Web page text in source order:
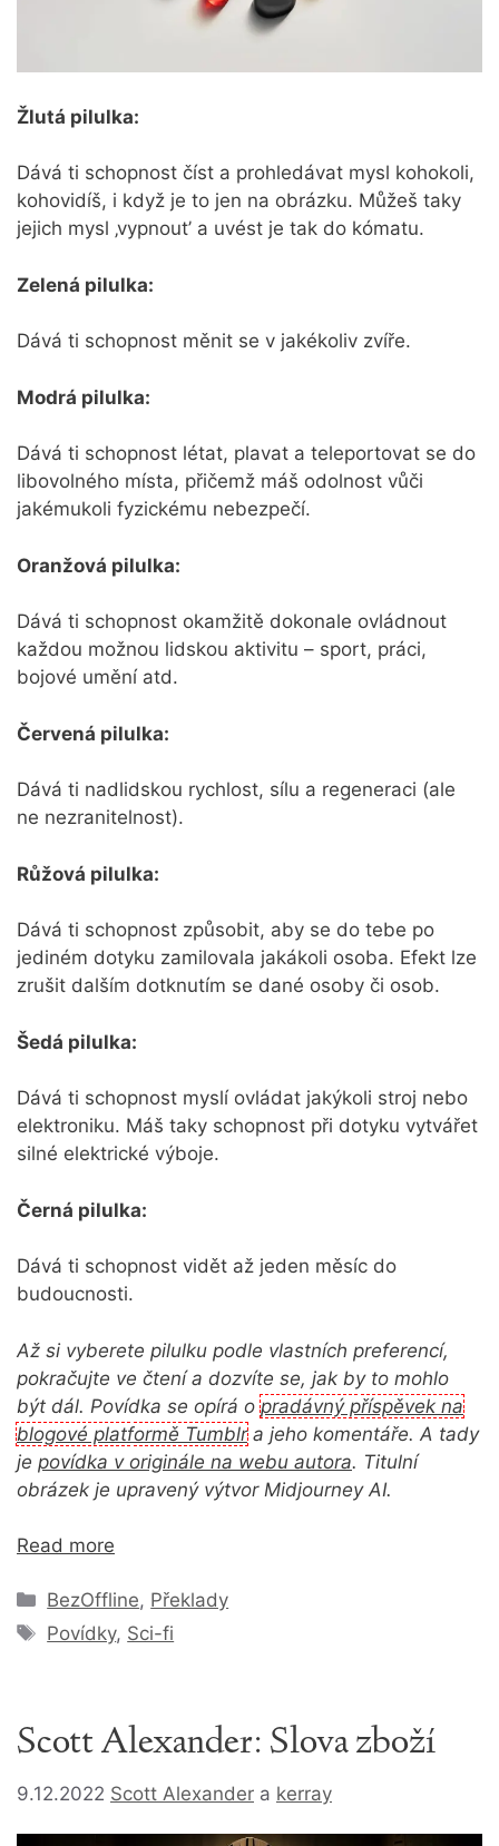
Žlutá pilulka:
Dává ti schopnost číst a prohledávat mysl kohokoli,
kohovidíš, i když je to jen na obrázku. Můžeš taky
jejich mysl ‚vypnout’ a uvést je tak do kómatu.
Zelená pilulka:
Dává ti schopnost měnit se v jakékoliv zvíře.
Modrá pilulka:
Dává ti schopnost létat, plavat a teleportovat se do
libovolného místa, přičemž máš odolnost vůči
jakémukoli fyzickému nebezpečí.
Oranžová pilulka:
Dává ti schopnost okamžitě dokonale ovládnout
každou možnou lidskou aktivitu – sport, práci,
bojové umění atd.
Červená pilulka:
Dává ti nadlidskou rychlost, sílu a regeneraci (ale
ne nezranitelnost).
Růžová pilulka:
Dává ti schopnost způsobit, aby se do tebe po
jediném dotyku zamilovala jakákoli osoba. Efekt lze
zrušit dalším dotknutím se dané osoby či osob.
Šedá pilulka:
Dává ti schopnost myslí ovládat jakýkoli stroj nebo
elektroniku. Máš taky schopnost při dotyku vytvářet
silné elektrické výboje.
Černá pilulka:
Dává ti schopnost vidět až jeden měsíc do
budoucnosti.
Až si vyberete pilulku podle vlastních preferencí,
pokračujte ve čtení a dozvíte se, jak by to mohlo
být dál. Povídka se opírá opradávný příspěvek na
blogové platformě Tumblra jeho komentáře. A tady
je povídka v originále na webu autora. Titulní
obrázek je upravený výtvor Midjourney AI.
Read more
Rubriky
BezOffline, Překlady
Štítky
Povídky, Sci-fi
Scott Alexander: Slova zboží
9.12.2022 Scott Alexander a kerray